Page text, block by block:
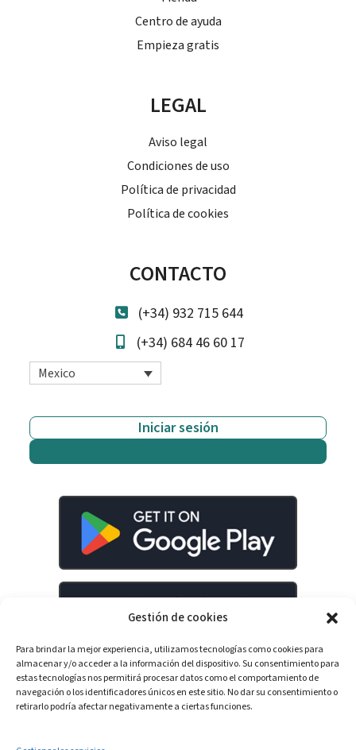
Gestión de cookies
Para brindar la mejor experiencia, utilizamos tecnologías como cookies para
almacenar y/o acceder a la información del dispositivo. Su consentimiento para
estas tecnologías nos permitirá procesar datos como el comportamiento de
navegación o los identificadores únicos en este sitio. No dar su consentimiento o
retirarlo podría afectar negativamente a ciertas funciones.
Centro de ayuda
Empieza gratis
LEGAL
Aviso legal
Condiciones de uso
Política de privacidad
Política de cookies
CONTACTO
(+34) 932 715 644
(+34) 684 46 60 17
Mexico
Iniciar sesión